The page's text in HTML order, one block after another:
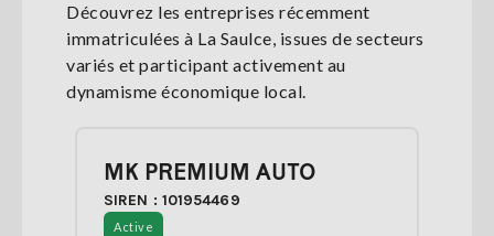
Découvrez les entreprises récemment
immatriculées à La Saulce, issues de secteurs
variés et participant activement au
dynamisme économique local.
MK PREMIUM AUTO
SIREN : 101954469
Active